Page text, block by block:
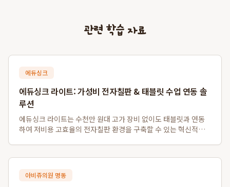
관련 학습 자료
에듀싱크
에듀싱크 라이트: 가성비 전자칠판 & 태블릿 수업 연동 솔
루션
에듀싱크 라이트는 수천만 원대 고가 장비 없이도 태블릿과 연동
하여 저비용 고효율의 전자칠판 환경을 구축할 수 있는 혁신적인
서 자동 저장 및 학생 자료 배포...
아비쥬의원 명동